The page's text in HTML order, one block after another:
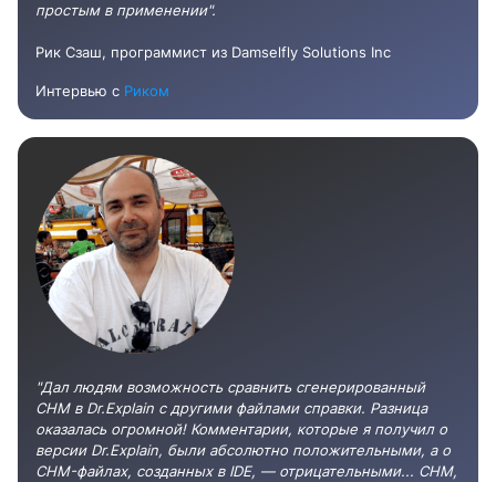
простым в применении".
Рик Сзаш, программист из Damselfly Solutions Inc
Интервью с Риком
"Дал людям возможность сравнить сгенерированный
CHM в Dr.Explain с другими файлами справки. Разница
оказалась огромной! Комментарии, которые я получил о
версии Dr.Explain, были абсолютно положительными, а о
CHM-файлах, созданных в IDE, — отрицательными... CHM,